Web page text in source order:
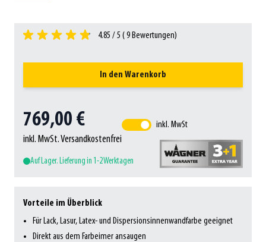
4.85 / 5 ( 9 Bewertungen)
In den Warenkorb
769,00 €
inkl. MwSt. Versandkostenfrei
inkl. MwSt
Auf Lager. Lieferung in 1-2 Werktagen
Vorteile im Überblick
Für Lack, Lasur, Latex- und Dispersionsinnenwandfarbe geeignet
Direkt aus dem Farbeimer ansaugen